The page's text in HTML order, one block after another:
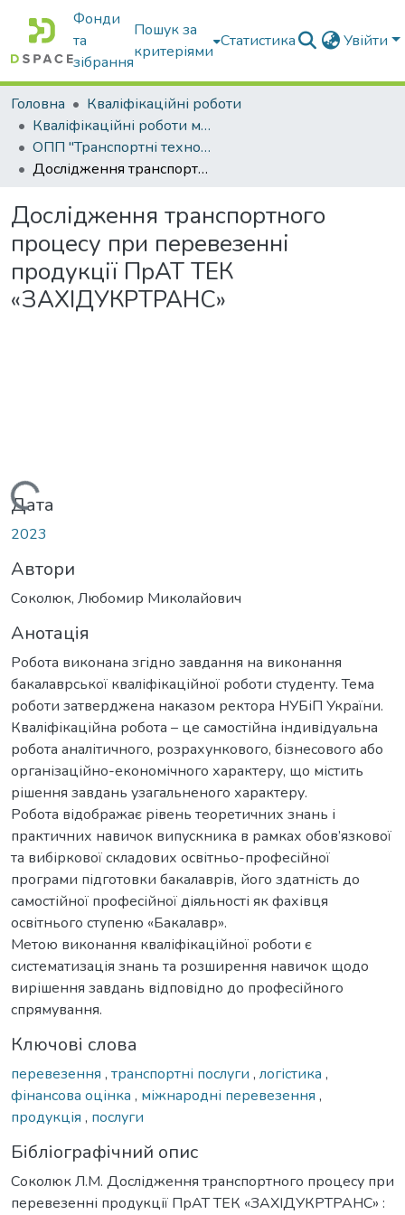
Фонди
та
зібрання
Пошук за
критеріями
Статистика Увійти
Головна
Кваліфікаційні роботи
Кваліфікаційні роботи магістрів
ОПП "Транспортні технології на автомобільному транспорті"
Дослідження транспортного процесу при перевезенні продукції ПрАТ ТЕК «ЗАХІДУКРТРАНС»
Дослідження транспортного
процесу при перевезенні
продукції ПрАТ ТЕК
«ЗАХІДУКРТРАНС»
Вантажиться...
Дата
2023
Автори
Соколюк, Любомир Миколайович
Анотація
Робота виконана згідно завдання на виконання
бакалаврської кваліфікаційної роботи студенту. Тема
роботи затверджена наказом ректора НУБіП України.
Кваліфікаційна робота – це самостійна індивідуальна
робота аналітичного, розрахункового, бізнесового або
організаційно-економічного характеру, що містить
рішення завдань узагальненого характеру.
Робота відображає рівень теоретичних знань і
практичних навичок випускника в рамках обов’язкової
та вибіркової складових освітньо-професійної
програми підготовки бакалаврів, його здатність до
самостійної професійної діяльності як фахівця
освітнього ступеню «Бакалавр».
Метою виконання кваліфікаційної роботи є
систематизація знань та розширення навичок щодо
вирішення завдань відповідно до професійного
спрямування.
Ключові слова
перевезення , транспортні послуги , логістика ,
фінансова оцінка , міжнародні перевезення ,
продукція , послуги
Бібліографічний опис
Соколюк Л.М. Дослідження транспортного процесу при
перевезенні продукції ПрАТ ТЕК «ЗАХІДУКРТРАНС» :